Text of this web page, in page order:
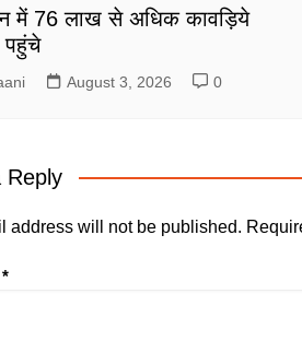
में 76 लाख से अधिक कावड़िये
पहुंचे
August 3, 2026 0
Reply
address will not be published.
*